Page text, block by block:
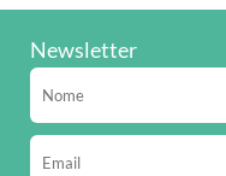
Newsletter